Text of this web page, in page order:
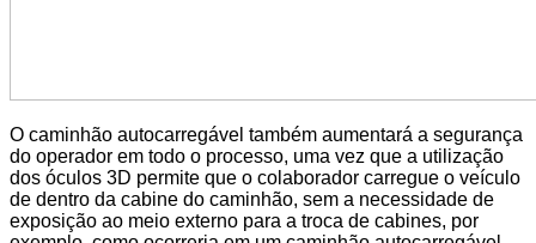
O caminhão autocarregável também aumentará a segurança
do operador em todo o processo, uma vez que a utilização
dos óculos 3D permite que o colaborador carregue o veículo
de dentro da cabine do caminhão, sem a necessidade de
exposição ao meio externo para a troca de cabines, por